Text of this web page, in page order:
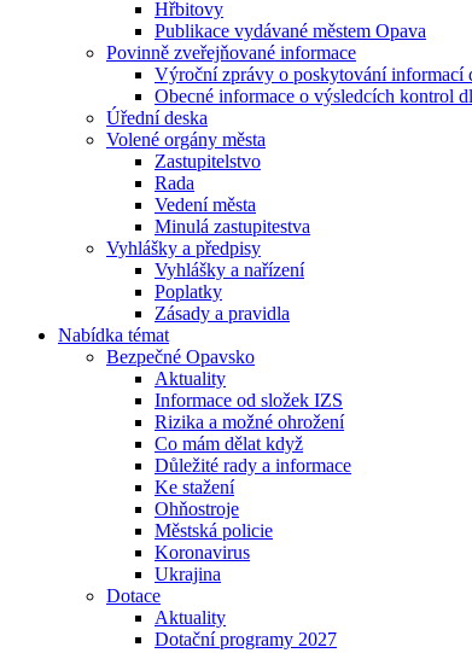
Hřbitovy
Publikace vydávané městem Opava
Povinně zveřejňované informace
Výroční zprávy o poskytování informací
Obecné informace o výsledcích kontrol
Úřední deska
Volené orgány města
Zastupitelstvo
Rada
Vedení města
Minulá zastupitestva
Vyhlášky a předpisy
Vyhlášky a nařízení
Poplatky
Zásady a pravidla
Nabídka témat
Bezpečné Opavsko
Aktuality
Informace od složek IZS
Rizika a možné ohrožení
Co mám dělat když
Důležité rady a informace
Ke stažení
Ohňostroje
Městská policie
Koronavirus
Ukrajina
Dotace
Aktuality
Dotační programy 2027